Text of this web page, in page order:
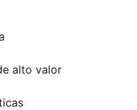
alto valor